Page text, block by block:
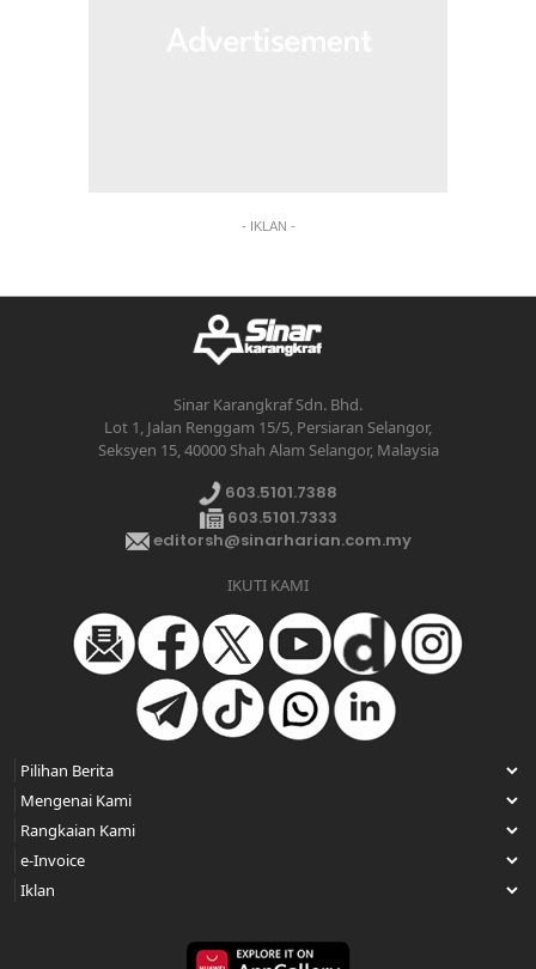
- IKLAN -
Sinar Karangkraf Sdn. Bhd.
Lot 1, Jalan Renggam 15/5, Persiaran Selangor,
Seksyen 15, 40000 Shah Alam Selangor, Malaysia
603.5101.7388
603.5101.7333
editorsh@sinarharian.com.my
IKUTI KAMI